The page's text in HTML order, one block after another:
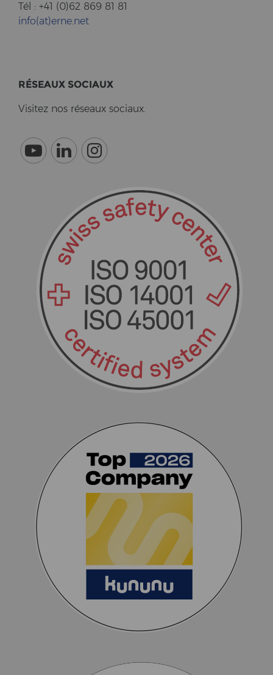
Tél : +41 (0)62 869 81 81
info(at)erne.net
RÉSEAUX SO­CI­AUX
Vi­si­tez nos réseaux so­ci­aux.